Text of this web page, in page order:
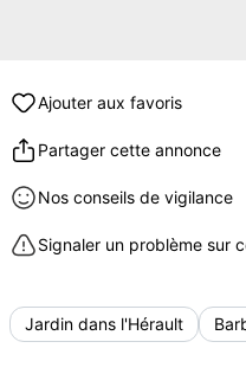
Ajouter aux favoris
Partager cette annonce
Nos conseils de vigilance
Signaler un problème sur
Jardin dans l'Hérault